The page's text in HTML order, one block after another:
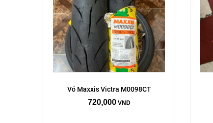
Vỏ Maxxis Victra M0098CT
720,000 VND
70/90/17
80/90/17